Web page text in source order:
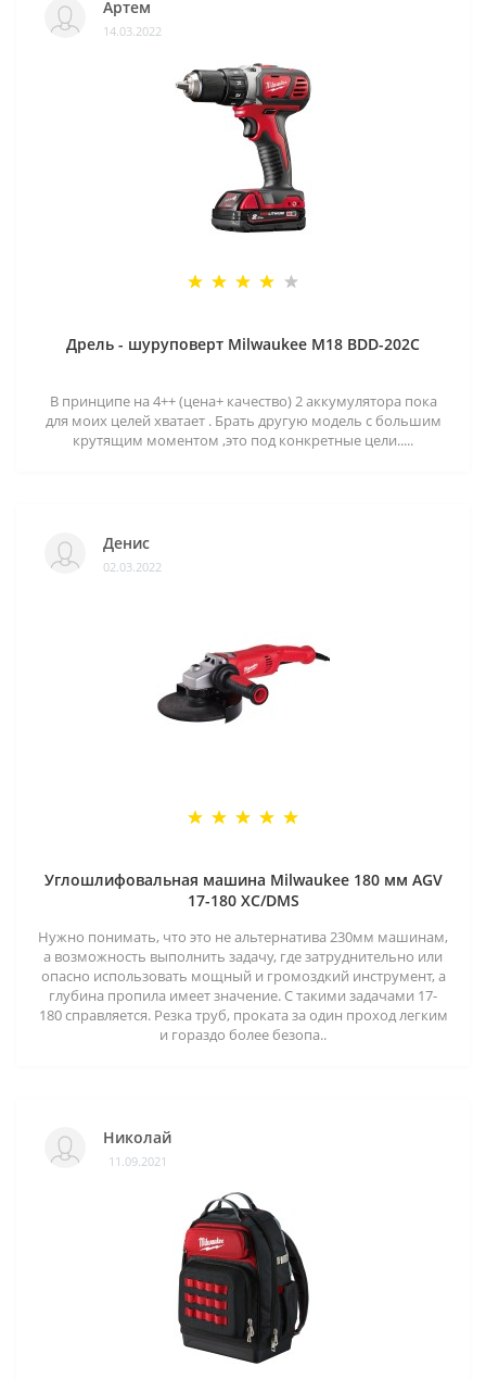
Артем
14.03.2022
Дрель - шуруповерт Milwaukee M18 BDD-202C
В принципе на 4++ (цена+ качество) 2 аккумулятора пока
для моих целей хватает . Брать другую модель с большим
крутящим моментом ,это под конкретные цели.....
Денис
02.03.2022
Углошлифовальная машина Milwaukee 180 мм AGV
17-180 XC/DMS
Нужно понимать, что это не альтернатива 230мм машинам,
а возможность выполнить задачу, где затруднительно или
опасно использовать мощный и громоздкий инструмент, а
глубина пропила имеет значение. С такими задачами 17-
180 справляется. Резка труб, проката за один проход легким
и гораздо более безопа..
Николай
11.09.2021